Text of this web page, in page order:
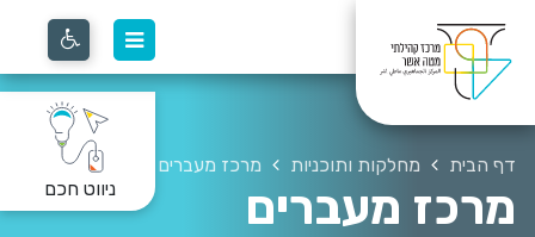
ניווט חכם
דף הבית מחלקות ותוכניות מרכז מעברים
מרכז מעברים